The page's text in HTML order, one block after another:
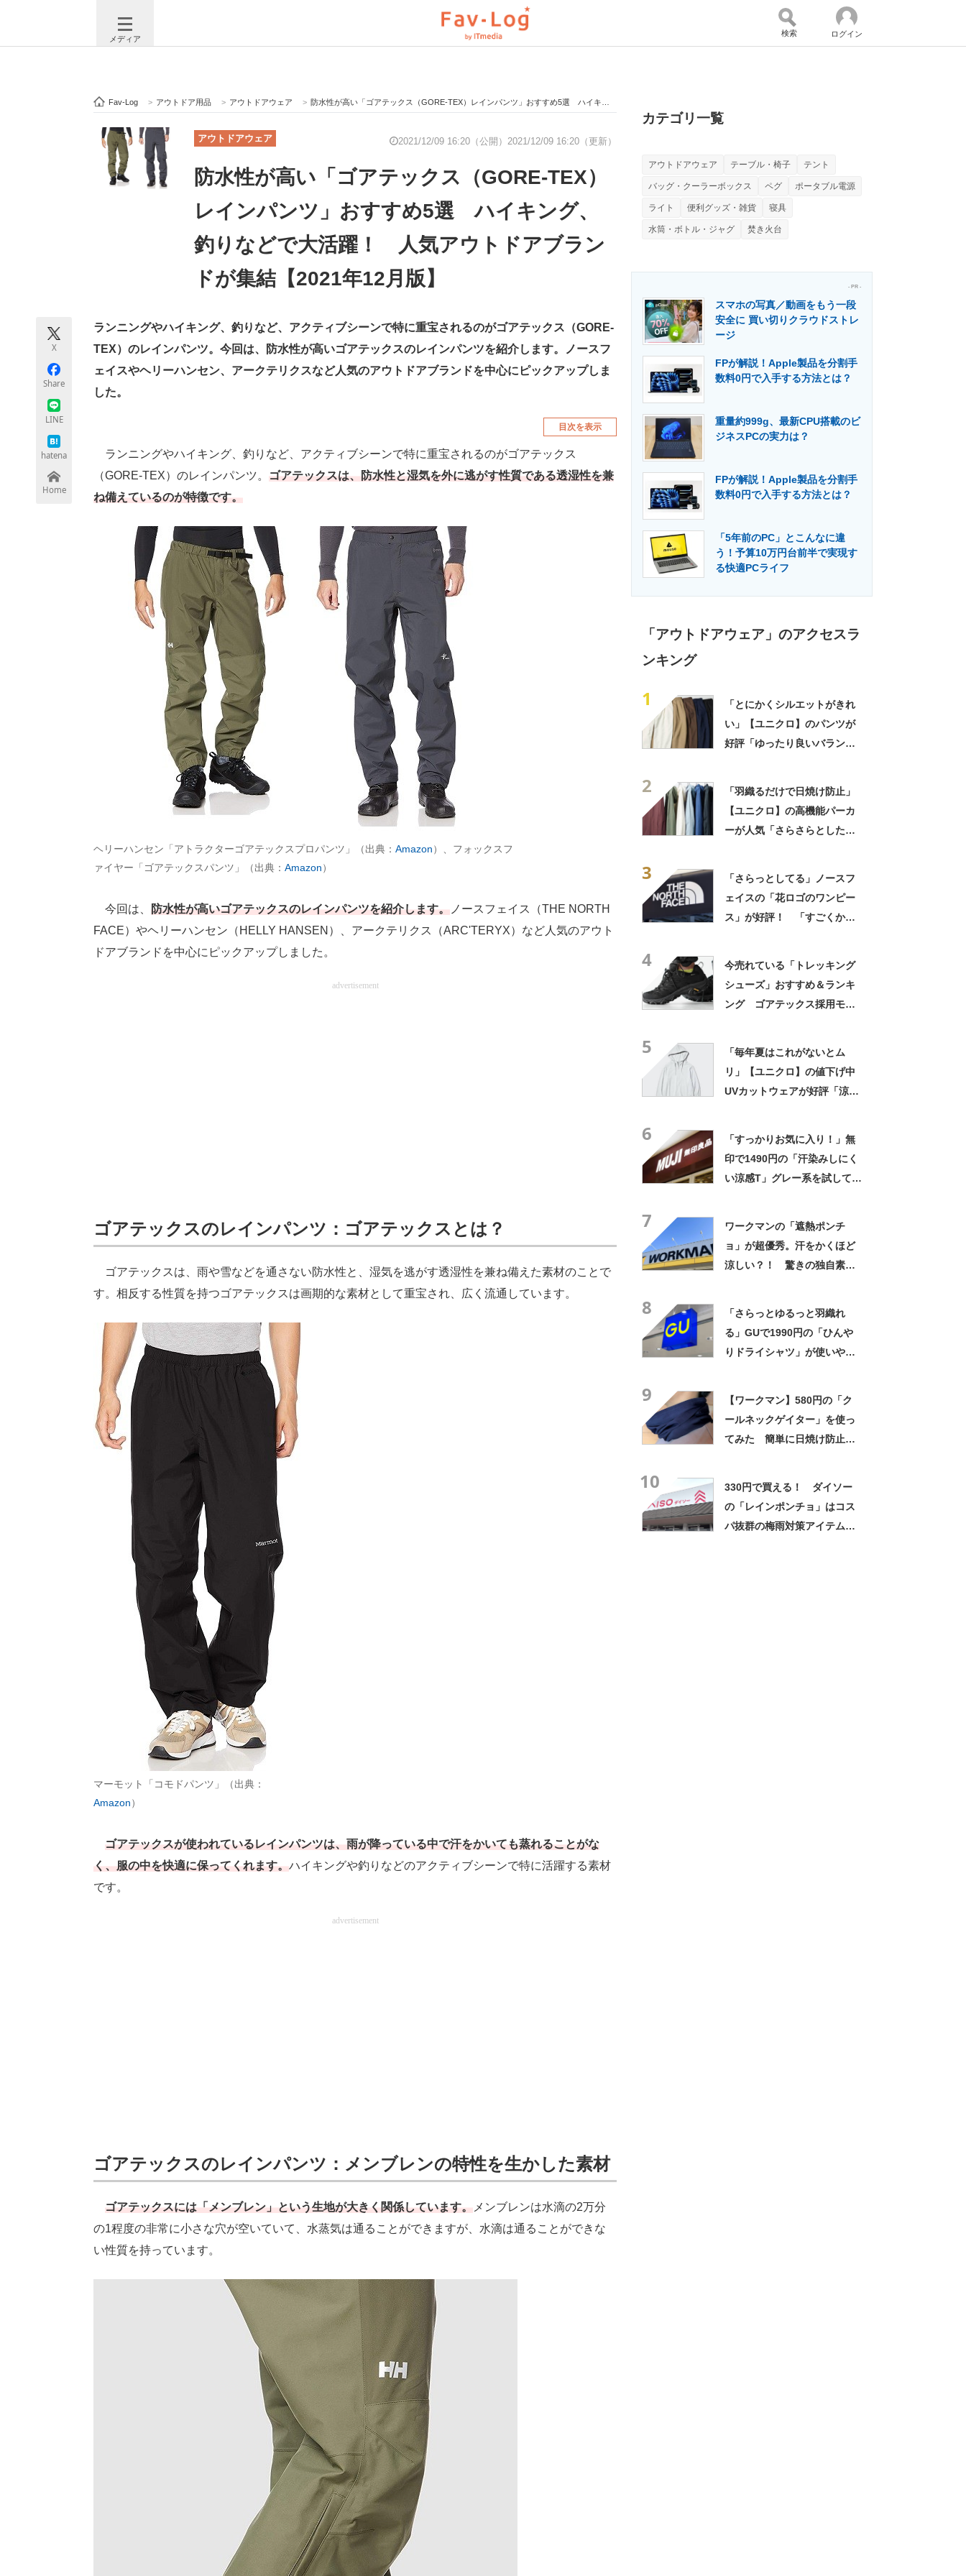
メディア
注目記事を集めた総合ページ ITの今と未来を見通す スマホと通信の最新トレンド 進化するPCとデバイスの未来
ビジネスと働き方のヒント AI活用のいまが分かる 企業ITのトレンドを詳説 経営リーダーのコミュニティ
ITエンジニア向け専門サイト 企業向けIT製品の総合サイト IT製品の技術・比較・事例 製造業のIT導入・活用を支援
エネルギーの専門メディア 建設×テクノロジーの最前線
ちょっと気になるネットの話題
検索 ログイン
Fav-Log > アウトドア用品 > アウトドアウェア > 防水性が高い「ゴアテックス（GORE-TEX）レインパンツ」おすすめ5選 ハイキング、釣りなどで大活躍！ 人気アウトドアブランドが集結【2021年12月版】
アウトドアウェア 2021/12/09 16:20（公開） 2021/12/09 16:20（更新）
防水性が高い「ゴアテックス（GORE-TEX）
レインパンツ」おすすめ5選 ハイキング、
釣りなどで大活躍！ 人気アウトドアブラン
ドが集結【2021年12月版】
X
Share
LINE
hatena
Home
ランニングやハイキング、釣りなど、アクティブシーンで特に重宝されるのがゴアテックス（GORE-
TEX）のレインパンツ。今回は、防水性が高いゴアテックスのレインパンツを紹介します。ノースフ
ェイスやヘリーハンセン、アークテリクスなど人気のアウトドアブランドを中心にピックアップしま
した。
目次を表示
ランニングやハイキング、釣りなど、アクティブシーンで特に重宝されるのがゴアテックス
（GORE-TEX）のレインパンツ。 ゴアテックスは、防水性と湿気を外に逃がす性質である透湿性を兼
ね備えているのが特徴です。
ヘリーハンセン「アトラクターゴアテックスプロパンツ」（出典： Amazon）、フォックスフ
ァイヤー「ゴアテックスパンツ」（出典： Amazon）
今回は、 防水性が高いゴアテックスのレインパンツを紹介します。 ノースフェイス（THE NORTH
FACE）やヘリーハンセン（HELLY HANSEN）、アークテリクス（ARC'TERYX）など人気のアウト
ドアブランドを中心にピックアップしました。
advertisement
ゴアテックスのレインパンツ：ゴアテックスとは？
ゴアテックスは、雨や雪などを通さない防水性と、湿気を逃がす透湿性を兼ね備えた素材のことで
す。相反する性質を持つゴアテックスは画期的な素材として重宝され、広く流通しています。
マーモット「コモドパンツ」（出典：
Amazon）
ゴアテックスが使われているレインパンツは、雨が降っている中で汗をかいても蒸れることがな
く、服の中を快適に保ってくれます。ハイキングや釣りなどのアクティブシーンで特に活躍する素材
です。
advertisement
ゴアテックスのレインパンツ：メンブレンの特性を生かした素材
ゴアテックスには「メンブレン」という生地が大きく関係しています。 メンブレンは水滴の2万分
の1程度の非常に小さな穴が空いていて、水蒸気は通ることができますが、水滴は通ることができな
い性質を持っています。
カテゴリ一覧
アウトドアウェア テーブル・椅子 テント
バッグ・クーラーボックス ペグ ポータブル電源
ライト 便利グッズ・雑貨 寝具
水筒・ボトル・ジャグ 焚き火台
- PR -
スマホの写真／動画をもう一段
安全に 買い切りクラウドストレ
ージ
FPが解説！Apple製品を分割手
数料0円で入手する方法とは？
重量約999g、最新CPU搭載のビ
ジネスPCの実力は？
FPが解説！Apple製品を分割手
数料0円で入手する方法とは？
「5年前のPC」とこんなに違
う！予算10万円台前半で実現す
る快適PCライフ
「アウトドアウェア」のアクセスラ
ンキング
1
「とにかくシルエットがきれ
い」【ユニクロ】のパンツが
好評「ゆったり良いバラン
2
「羽織るだけで日焼け防止」
【ユニクロ】の高機能パーカ
ーが人気「さらさらとした肌
3
「さらっとしてる」ノースフ
ェイスの「花ロゴのワンピー
ス」が好評！ 「すごくかわ
4
今売れている「トレッキング
シューズ」おすすめ＆ランキ
ング ゴアテックス採用モデ
5
「毎年夏はこれがないとム
リ」【ユニクロ】の値下げ中
UVカットウェアが好評「涼し
6
「すっかりお気に入り！」無
印で1490円の「汗染みしにく
い涼感T」グレー系を試してみ
7
ワークマンの「遮熱ポンチ
ョ」が超優秀。汗をかくほど
涼しい？！ 驚きの独自素材
8
「さらっとゆるっと羽織れ
る」GUで1990円の「ひんや
りドライシャツ」が使いやす
9
【ワークマン】580円の「ク
ールネックゲイター」を使っ
てみた 簡単に日焼け防止で
10
330円で買える！ ダイソー
の「レインポンチョ」はコス
パ抜群の梅雨対策アイテムだ